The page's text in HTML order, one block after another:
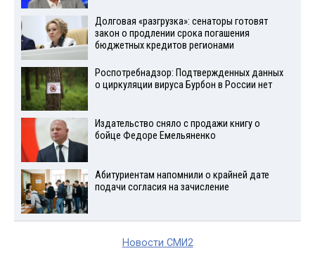
Долговая «разгрузка»: сенаторы готовят
закон о продлении срока погашения
бюджетных кредитов регионами
Роспотребнадзор: Подтвержденных данных
о циркуляции вируса Бурбон в России нет
Издательство сняло с продажи книгу о
бойце Федоре Емельяненко
Абитуриентам напомнили о крайней дате
подачи согласия на зачисление
Новости СМИ2